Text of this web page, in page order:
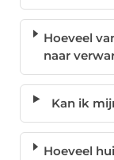
Hoeveel
naar
Kan ik
Hoeveel